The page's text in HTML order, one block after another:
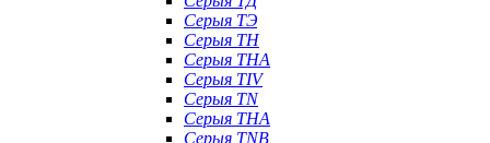
Серыя ТЭ
Серыя TH
Серыя THA
Серыя TIV
Серыя TN
Серыя ТНА
Серыя TNB